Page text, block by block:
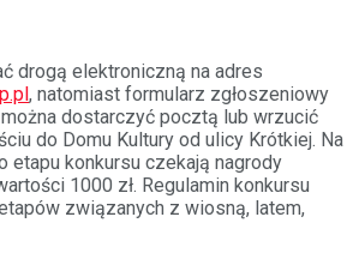
drogą elektroniczną na adres
, natomiast formularz zgłoszeniowy
dostarczyć pocztą lub wrzucić
do Domu Kultury od ulicy Krótkiej. Na
etapu konkursu czekają nagrody
1000 zł. Regulamin konkursu
związanych z wiosną, latem,